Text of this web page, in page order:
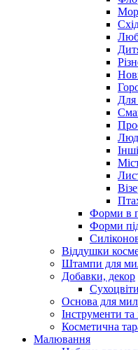
Для
Форми в
Форми
Віддушки
Штампи для
Добавки, декор
Основа для
Інструменти та
Косметична
Малювання